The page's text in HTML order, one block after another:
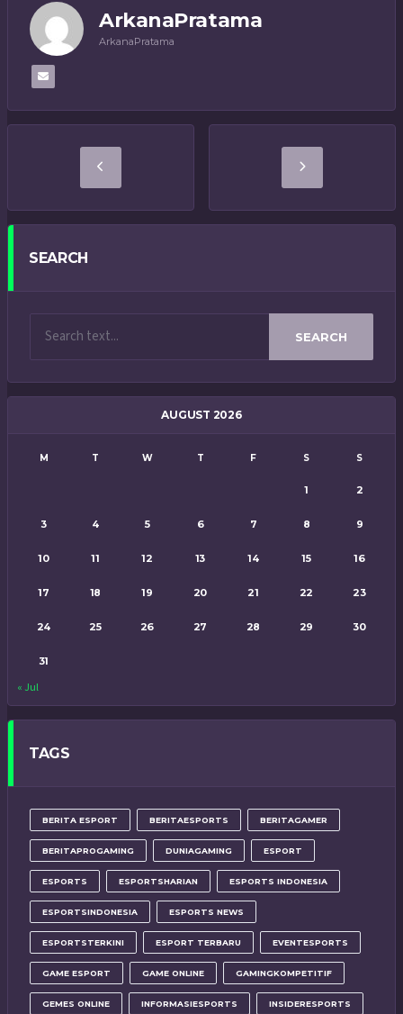
ArkanaPratama
ArkanaPratama
SEARCH
SEARCH
AUGUST 2026
M T W T F S S
1 2
3 4 5 6 7 8 9
10 11 12 13 14 15 16
17 18 19 20 21 22 23
24 25 26 27 28 29 30
31
« Jul
TAGS
BERITA ESPORT BERITAESPORTS BERITAGAMER
BERITAPROGAMING DUNIAGAMING ESPORT
ESPORTS ESPORTSHARIAN ESPORTS INDONESIA
ESPORTSINDONESIA ESPORTS NEWS
ESPORTSTERKINI ESPORT TERBARU EVENTESPORTS
GAME ESPORT GAME ONLINE GAMINGKOMPETITIF
GEMES ONLINE INFORMASIESPORTS INSIDERESPORTS